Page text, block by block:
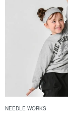
NEEDLE WORKS